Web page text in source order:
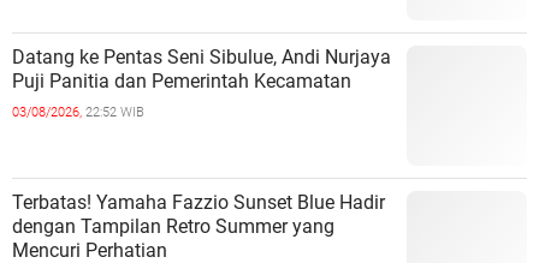
Datang ke Pentas Seni Sibulue, Andi Nurjaya
Puji Panitia dan Pemerintah Kecamatan
03/08/2026, 22:52 WIB
Terbatas! Yamaha Fazzio Sunset Blue Hadir
dengan Tampilan Retro Summer yang
Mencuri Perhatian